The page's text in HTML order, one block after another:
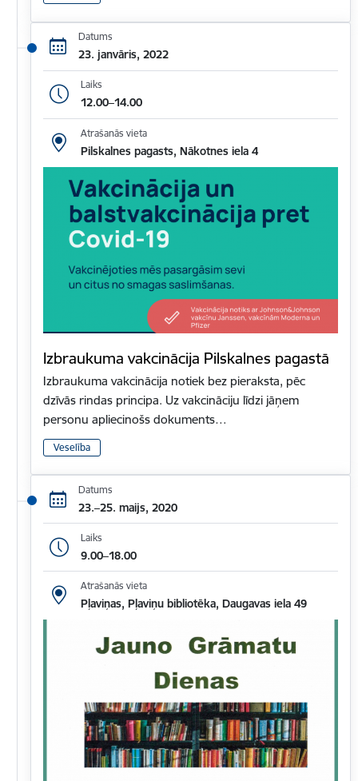
Datums
23. janvāris, 2022
Laiks
12.00–14.00
Atrašanās vieta
Pilskalnes pagasts, Nākotnes iela 4
Izbraukuma vakcinācija Pilskalnes pagastā
Izbraukuma vakcinācija notiek bez pieraksta, pēc
dzīvās rindas principa. Uz vakcināciju līdzi jāņem
personu apliecinošs dokuments…
Veselība
Datums
23.–25. maijs, 2020
Laiks
9.00–18.00
Atrašanās vieta
Pļaviņas, Pļaviņu bibliotēka, Daugavas iela 49